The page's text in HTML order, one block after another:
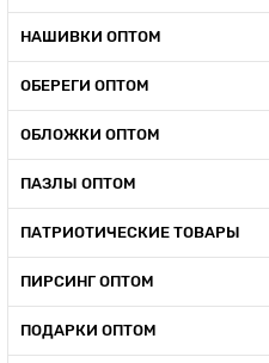
НАШИВКИ ОПТОМ
ОБЕРЕГИ ОПТОМ
ОБЛОЖКИ ОПТОМ
ПАЗЛЫ ОПТОМ
ПАТРИОТИЧЕСКИЕ ТОВАРЫ
ПИРСИНГ ОПТОМ
ПОДАРКИ ОПТОМ